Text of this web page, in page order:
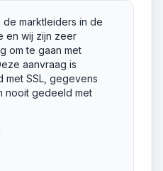
marktleiders in de
en wij zijn zeer
om te gaan met
aanvraag is
SSL, gegevens
nooit gedeeld met